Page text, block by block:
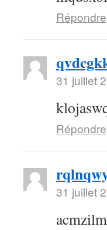
Répondre
31 juillet
Répondre
31 juillet